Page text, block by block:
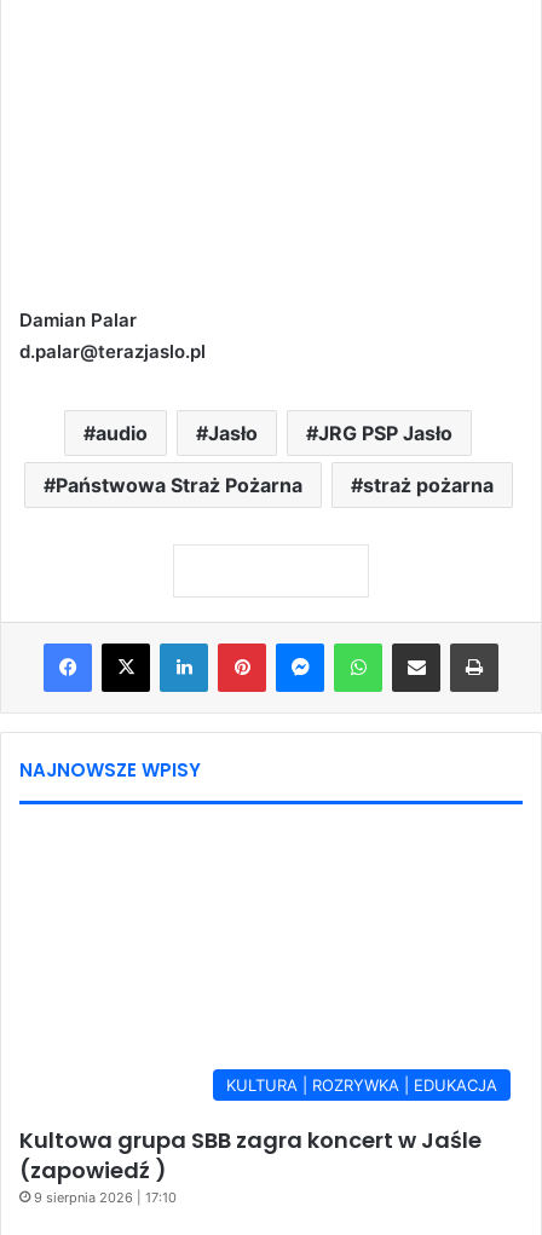
Damian Palar
d.palar@terazjaslo.pl
audio Jasło JRG PSP Jasło
Państwowa Straż Pożarna straż pożarna
Facebook
X LinkedInPinterestMessengerWhatsAppShare via Email Print
NAJNOWSZE WPISY
KULTURA | ROZRYWKA | EDUKACJA
Kultowa grupa SBB zagra koncert w Jaśle
(zapowiedź )
9 sierpnia 2026 | 17:10